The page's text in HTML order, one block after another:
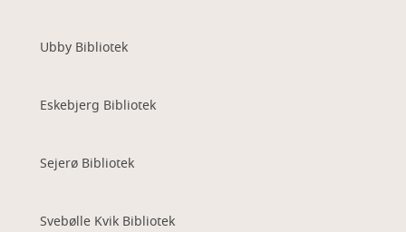
Ubby Bibliotek
Eskebjerg Bibliotek
Sejerø Bibliotek
Svebølle Kvik Bibliotek